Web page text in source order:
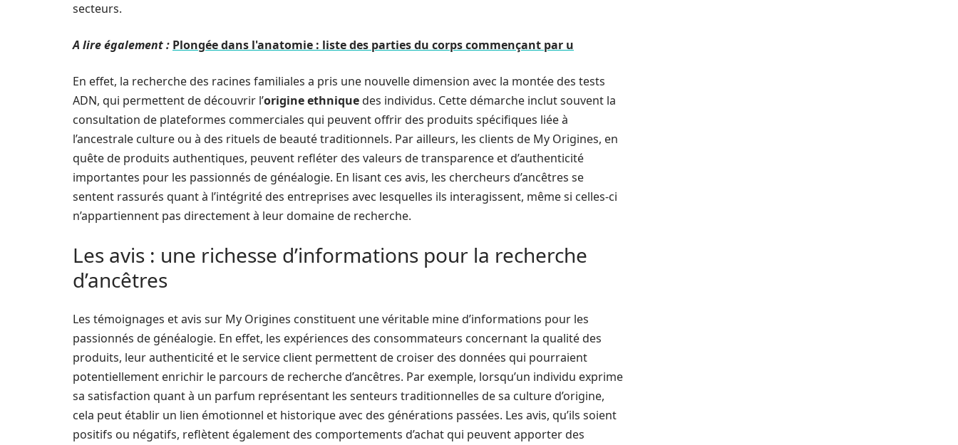
secteurs.
A lire également : Plongée dans l'anatomie : liste des parties du corps commençant par u
En effet, la recherche des racines familiales a pris une nouvelle dimension avec la montée des tests
ADN, qui permettent de découvrir l’origine ethniquedes individus. Cette démarche inclut souvent la
consultation de plateformes commerciales qui peuvent offrir des produits spécifiques liée à
l’ancestrale culture ou à des rituels de beauté traditionnels. Par ailleurs, les clients de My Origines, en
quête de produits authentiques, peuvent refléter des valeurs de transparence et d’authenticité
importantes pour les passionnés de généalogie. En lisant ces avis, les chercheurs d’ancêtres se
sentent rassurés quant à l’intégrité des entreprises avec lesquelles ils interagissent, même si celles-ci
n’appartiennent pas directement à leur domaine de recherche.
Les avis : une richesse d’informations pour la recherche
d’ancêtres
Les témoignages et avis sur My Origines constituent une véritable mine d’informations pour les
passionnés de généalogie. En effet, les expériences des consommateurs concernant la qualité des
produits, leur authenticité et le service client permettent de croiser des données qui pourraient
potentiellement enrichir le parcours de recherche d’ancêtres. Par exemple, lorsqu’un individu exprime
sa satisfaction quant à un parfum représentant les senteurs traditionnelles de sa culture d’origine,
cela peut établir un lien émotionnel et historique avec des générations passées. Les avis, qu’ils soient
positifs ou négatifs, reflètent également des comportements d’achat qui peuvent apporter des